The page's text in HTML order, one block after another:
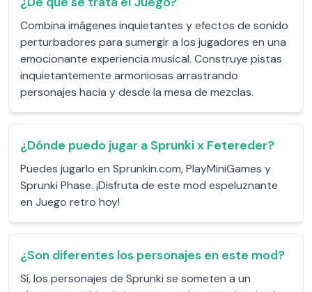
Combina imágenes inquietantes y efectos de sonido
perturbadores para sumergir a los jugadores en una
emocionante experiencia musical. Construye pistas
inquietantemente armoniosas arrastrando
personajes hacia y desde la mesa de mezclas.
¿Dónde puedo jugar a Sprunki x Fetereder?
Puedes jugarlo en Sprunkin.com, PlayMiniGames y
Sprunki Phase. ¡Disfruta de este mod espeluznante
en Juego retro hoy!
¿Son diferentes los personajes en este mod?
Sí, los personajes de Sprunki se someten a un